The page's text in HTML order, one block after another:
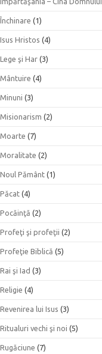
Închinare (1)
Isus Hristos (4)
Lege şi Har (3)
Mântuire (4)
Minuni (3)
Misionarism (2)
Moarte (7)
Moralitate (2)
Noul Pământ (1)
Păcat (4)
Pocăinţă (2)
Profeţi şi profeţii (2)
Profeţie Biblică (5)
Rai şi Iad (3)
Religie (4)
Revenirea lui Isus (3)
Ritualuri vechi şi noi (5)
Rugăciune (7)